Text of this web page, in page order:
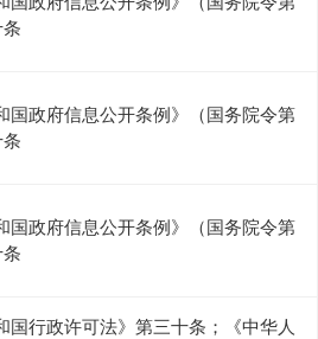
国政府信息公开条例》（国务院令第
国政府信息公开条例》（国务院令第
国行政许可法》第三十条；《中华人